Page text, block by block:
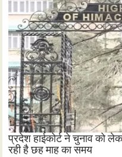
प्रदेश हाईकोर्ट ने चुनाव को
रही है छह माह का समय